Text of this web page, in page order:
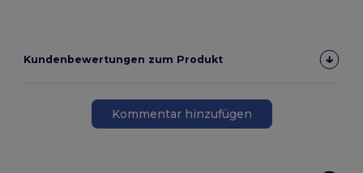
Kundenbewertungen zum Produkt
Kommentar hinzufügen